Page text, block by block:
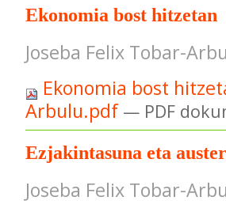
Ekonomia bost hitzetan
Joseba Felix Tobar-
Ekonomia bost
Arbulu.pdf — PDF
Ezjakintasuna eta
Joseba Felix Tobar-